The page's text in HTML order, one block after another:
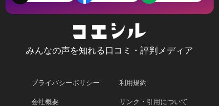
みんなの声を知れる口コミ・評判メディア
プライバシーポリシー 利用規約
会社概要 リンク・引用について